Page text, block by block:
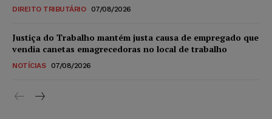
DIREITO TRIBUTÁRIO 07/08/2026
Justiça do Trabalho mantém justa causa de empregado que
vendia canetas emagrecedoras no local de trabalho
NOTÍCIAS 07/08/2026